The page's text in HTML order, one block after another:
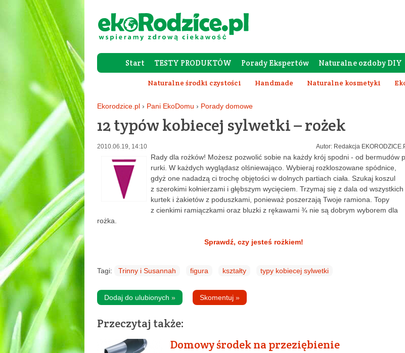
Start TESTY PRODUKTÓW Porady Ekspertów Naturalne ozdoby DIY
Forum Rodziców Galeria
Naturalne środki czystości Handmade Naturalne kosmetyki
Ekorodzice.pl › Pani EkoDomu › Porady domowe
12 typów kobiecej sylwetki – rożek
Autor: Redakcja
2010.06.19, 14:10
Rady dla rożków! Możesz pozwolić sobie na każdy krój spodni - od bermudów
rurki. W każdych wyglądasz olśniewająco. Wybieraj rozkloszowane spódnice,
gdyż one nadadzą ci trochę objętości w dolnych partiach ciała. Szukaj koszul
z szerokimi kołnierzami i głębszym wycięciem. Trzymaj się z dala od wszystkich
kurtek i żakietów z poduszkami, ponieważ poszerzają Twoje ramiona. Topy
z cienkimi ramiączkami oraz bluzki z rękawami ¾ nie są dobrym wyborem dla
rożka.
Sprawdź, czy jesteś rożkiem!
Tagi: Trinny i Susannah figura kształty typy kobiecej sylwetki
Dodaj do ulubionych » Skomentuj »
Przeczytaj także:
Domowy środek na przeziębienie